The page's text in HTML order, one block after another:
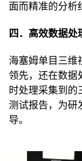
面而精准的分析
四．高效数据处
海塞姆单目三维
领先，还在数据
时处理采集到的
测试报告，为研
导。